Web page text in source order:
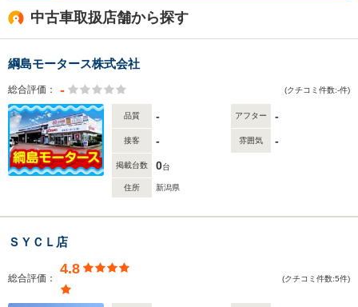
などの道路が通っています
中古車取扱店舗から探す
綱島モータース株式会社
総合評価： - (クチコミ件数:-件)
品質 - アフター -
接客 - 雰囲気 -
掲載台数 0台
住所 新潟県
ＳＹＣＬ店
総合評価：
4.8
(クチコミ件数:5件)